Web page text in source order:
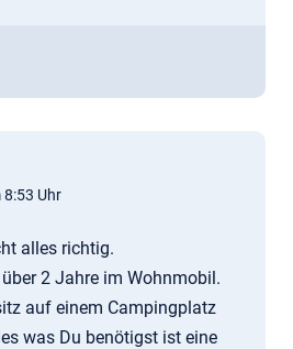
Uhr
alles richtig.
2 Jahre im Wohnmobil.
auf einem Campingplatz
was Du benötigst ist eine